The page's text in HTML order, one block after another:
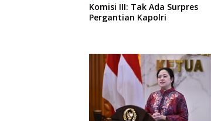
Komisi III: Tak Ada Surpres
Pergantian Kapolri